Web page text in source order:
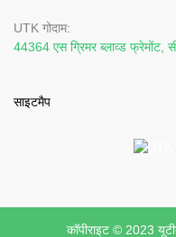
UTK गोदाम:
44364 एस ग्रिमर ब्लाव्ड फ्रेमोंट,
साइटमैप
कॉपीराइट © 2023